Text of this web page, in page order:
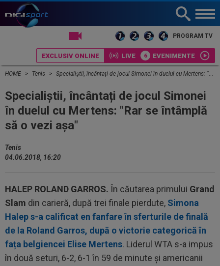
PROGRAM TV
EXCLUSIV ONLINE LIVE EVENIMENTE
HOME Tenis Specialiștii, încântați de jocul Simonei în duelul cu Mertens: "Rar se întâmplă să o vezi așa"
Specialiștii, încântați de jocul Simonei
în duelul cu Mertens: "Rar se întâmplă
să o vezi așa"
Tenis
04.06.2018, 16:20
HALEP ROLAND GARROS. În căutarea primului Grand
Slam din carieră, după trei finale pierdute, Simona
Halep s-a calificat en fanfare în sferturile de finală
de la Roland Garros, după o victorie categorică în
fața belgiencei Elise Mertens. Liderul WTA s-a impus
în două seturi, 6-2, 6-1 în 59 de minute și americanii